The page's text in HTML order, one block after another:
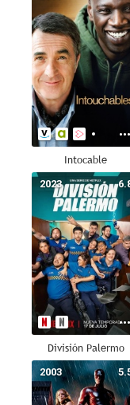
Intocable
2023
División Palermo
2003